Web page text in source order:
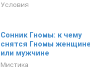
Условия
Сонник Гномы: к чему
снятся Гномы женщине
или мужчине
Мистика